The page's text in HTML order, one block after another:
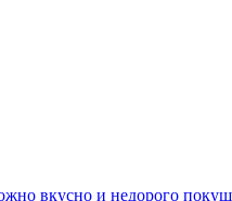
вкусно и недорого